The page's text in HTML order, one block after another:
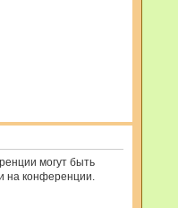
могут быть
на конференции.